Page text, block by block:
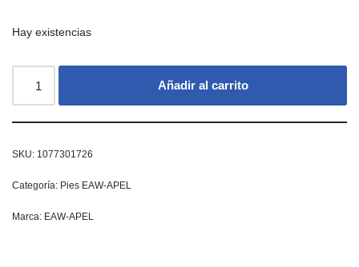
Hay existencias
Añadir al carrito
SKU: 1077301726
Categoría: Pies EAW-APEL
Marca: EAW-APEL